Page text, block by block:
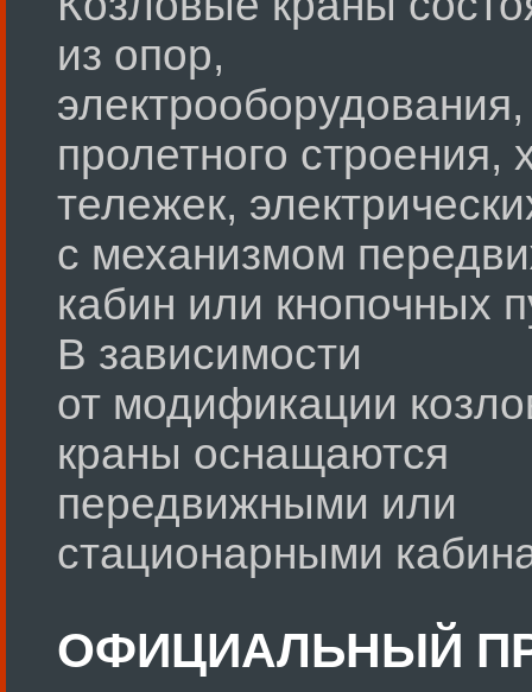
из опор,
электрооборудования,
пролетного строения,
тележек,
с механизмом
кабин или кнопочных
В зависимости
от модификации
краны оснащаются
передвижными или
стационарными
ОФИЦИАЛЬНЫЙ